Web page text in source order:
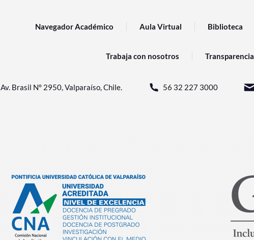
Navegador Académico Aula Virtual Biblioteca
Trabaja con nosotros Transparencia
Av. Brasil N° 2950, Valparaíso, Chile. 56 32 227 3000